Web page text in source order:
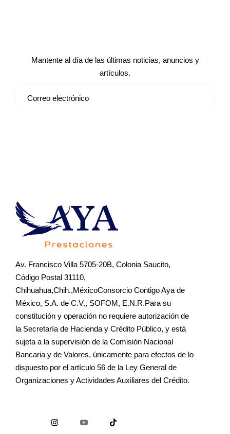
Mantente al día de las últimas noticias, anuncios y
artículos.
Av. Francisco Villa 5705-20B, Colonia Saucito,
Código Postal 31110,
Chihuahua,Chih.,MéxicoConsorcio Contigo Aya de
México, S.A. de C.V., SOFOM, E.N.R.Para su
constitución y operación no requiere autorización de
la Secretaría de Hacienda y Crédito Público, y está
sujeta a la supervisión de la Comisión Nacional
Bancaria y de Valores, únicamente para efectos de lo
dispuesto por el artículo 56 de la Ley General de
Organizaciones y Actividades Auxiliares del Crédito.